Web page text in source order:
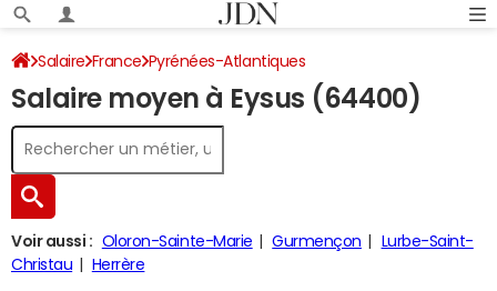
Salaire France Pyrénées-Atlantiques
Salaire moyen à Eysus (64400)
Voir aussi : Oloron-Sainte-Marie Gurmençon
Lurbe-Saint-
Christau
Herrère